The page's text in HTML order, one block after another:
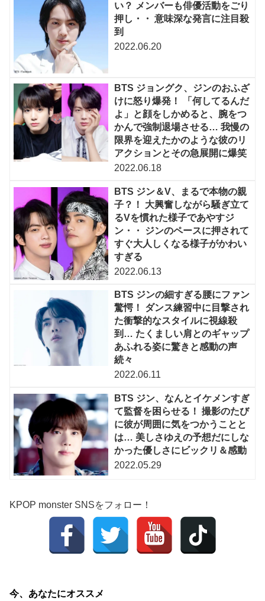
い？ メンバーも俳優活動をごり
押し・・ 意味深な発言に注目殺
到
2022.06.20
BTS ジョングク、ジンのおふざ
けに怒り爆発！ 「何してるんだ
よ」と顔をしかめると、腕をつ
かんで強制退場させる… 我慢の
限界を迎えたかのような彼のリ
アクションとその急展開に爆笑
2022.06.18
BTS ジン＆V、まるで本物の親
子？！ 大興奮しながら騒ぎ立て
るVを慣れた様子であやすジ
ン・・ ジンのペースに押されて
すぐ大人しくなる様子がかわい
すぎる
2022.06.13
BTS ジンの細すぎる腰にファン
驚愕！ ダンス練習中に目撃され
た衝撃的なスタイルに視線殺
到… たくましい肩とのギャップ
あふれる姿に驚きと感動の声
続々
2022.06.11
BTS ジン、なんとイケメンすぎ
て監督を困らせる！ 撮影のたび
に彼が周囲に気をつかうことと
は… 美しさゆえの予想だにしな
かった優しさにビックリ＆感動
2022.05.29
KPOP monster SNSをフォロー！
今、あなたにオススメ